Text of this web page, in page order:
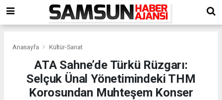
Anasayfa Kültür-Sanat
​ATA Sahne’de Türkü Rüzgarı:
Selçuk Ünal Yönetimindeki THM
Korosundan Muhteşem Konser